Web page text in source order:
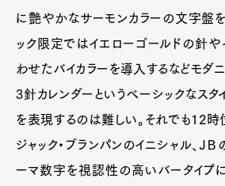
に艶やかなサーモンカラーの文字盤を
ック限定ではイエローゴールドの針や
わせたバイカラーを導入するなどモダニ
3針カレンダーというベーシックなスタ
を表現するのは難しい。それでも12
ジャック・ブランパンのイニシャル、Ｊ
ーマ数字を視認性の高いバータイプ